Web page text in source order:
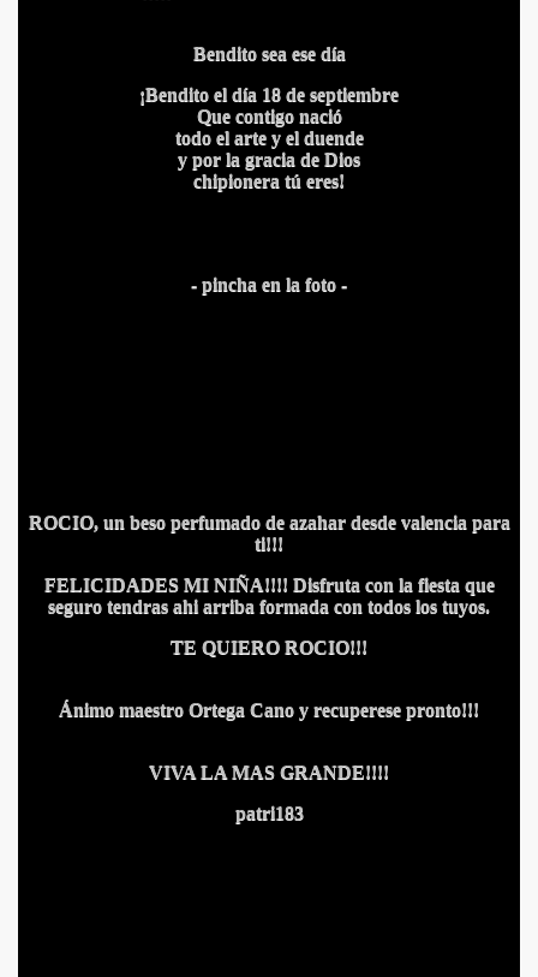
Bendito sea ese día
¡Bendito el día 18 de septiembre
Que contigo nació
todo el arte y el duende
y por la gracia de Dios
chipionera tú eres!
- pincha en la foto -
ROCIO, un beso perfumado de azahar desde valencia para
ti!!!
FELICIDADES MI NIÑA!!!! Disfruta con la fiesta que
seguro tendras ahi arriba formada con todos los tuyos.
TE QUIERO ROCIO!!!
Ánimo maestro Ortega Cano y recuperese pronto!!!
VIVA LA MAS GRANDE!!!!
patri183